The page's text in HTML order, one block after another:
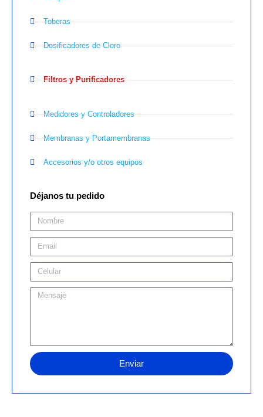
Toberas
Dosificadores de Cloro
Filtros y Purificadores
Medidores y Controladores
Membranas y Portamembranas
Accesorios y/o otros equipos
Déjanos tu pedido
Enviar